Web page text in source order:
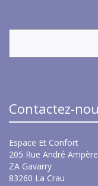
Contactez-
Espace Et Confort
205 Rue André Ampère
ZA Gavarry
83260 La Crau